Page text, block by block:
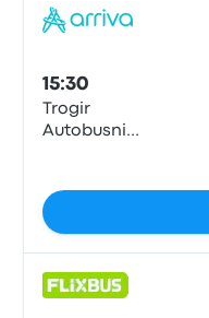
15:30
Trogir
Autobusni